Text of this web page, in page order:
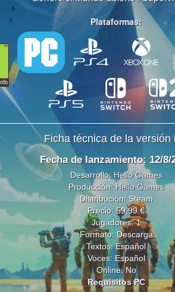
Plataformas:
Ficha técnica de la versión
Fecha de lanzamiento: 12/8/
Desarrollo: Hello Games
Producción:Hello Games
Distribución: Steam
Precio: 59,99 €
Jugadores: 1
Formato: Descarga
Textos: Español
Voces: Español
Online: No
Requisitos PC